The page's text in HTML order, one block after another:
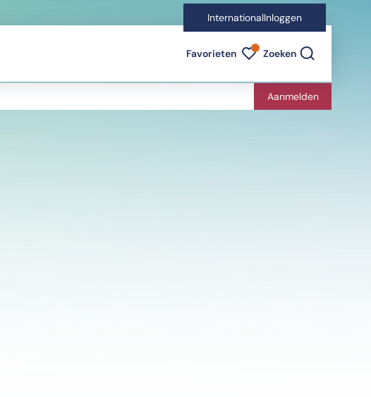
InternationalInloggen
Favorieten Favorieten indicator
Zoeken
Aanmelden